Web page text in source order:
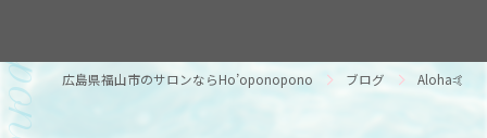
広島県福山市のサロンならHo’oponopono ブログ Aloha🤙